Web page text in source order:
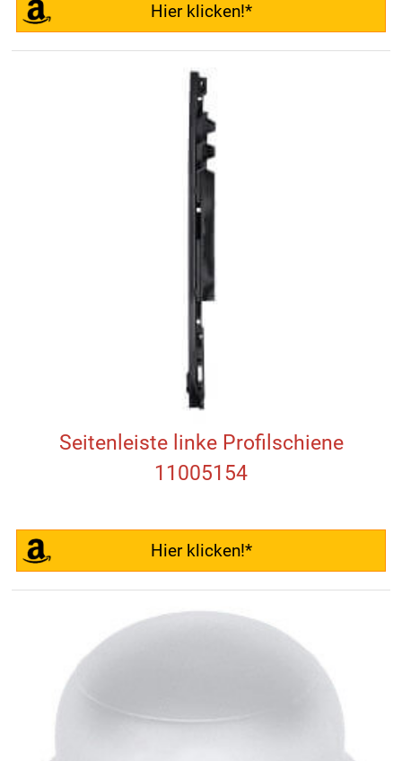
Hier klicken!*
Seitenleiste linke Profilschiene
11005154
Hier klicken!*